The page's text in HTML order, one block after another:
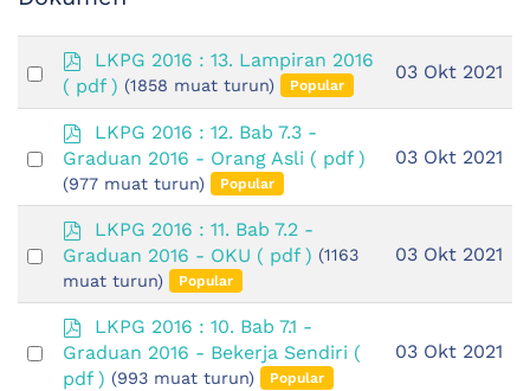
Select
item
p
d
f
LKPG 2016 : 13. Lampiran 2016
( pdf ) (1858 muat turun) Popular
03 Okt 2021
Select
item
p
d
f
LKPG 2016 : 12. Bab 7.3 -
Graduan 2016 - Orang Asli ( pdf )
(977 muat turun) Popular
03 Okt 2021
Select
item
p
d
f
LKPG 2016 : 11. Bab 7.2 -
Graduan 2016 - OKU ( pdf ) (1163
muat turun)
Popular
03 Okt 2021
Select
p
d
f
LKPG 2016 : 10. Bab 7.1 -
Graduan 2016 - Bekerja Sendiri (
pdf ) (993 muat turun) Popular
03 Okt 2021